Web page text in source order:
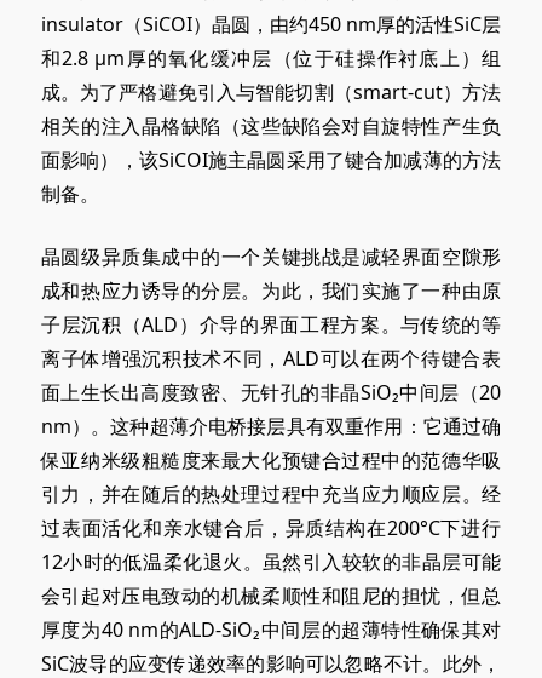
insulator（SiCOI）晶圆，由约450 nm厚的活性SiC层
和2.8 μm厚的氧化缓冲层（位于硅操作衬底上）组
成。为了严格避免引入与智能切割（smart-cut）方法
相关的注入晶格缺陷（这些缺陷会对自旋特性产生负
面影响），该SiCOI施主晶圆采用了键合加减薄的方法
制备。
晶圆级异质集成中的一个关键挑战是减轻界面空隙形
成和热应力诱导的分层。为此，我们实施了一种由原
子层沉积（ALD）介导的界面工程方案。与传统的等
离子体增强沉积技术不同，ALD可以在两个待键合表
面上生长出高度致密、无针孔的非晶SiO₂中间层（20
nm）。这种超薄介电桥接层具有双重作用：它通过确
保亚纳米级粗糙度来最大化预键合过程中的范德华吸
引力，并在随后的热处理过程中充当应力顺应层。经
过表面活化和亲水键合后，异质结构在200°C下进行
12小时的低温柔化退火。虽然引入较软的非晶层可能
会引起对压电致动的机械柔顺性和阻尼的担忧，但总
厚度为40 nm的ALD-SiO₂中间层的超薄特性确保其对
SiC波导的应变传递效率的影响可以忽略不计。此外，